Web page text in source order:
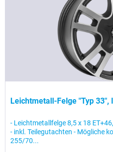
Leichtmetall-Felge "Typ 33",
- Leichtmetallfelge 8,5 x 18
- inkl. Teilegutachten - Mögliche
255/70...